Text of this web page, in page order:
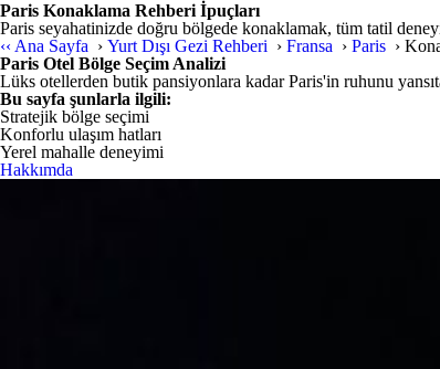
Paris Konaklama Rehberi İpuçları
Paris seyahatinizde doğru bölgede konaklamak, tüm tatil
‹‹ Ana Sayfa › Yurt Dışı Gezi Rehberi › Fransa › Paris ›
Paris Otel Bölge Seçim Analizi
Lüks otellerden butik pansiyonlara kadar Paris'in ruhunu
Bu sayfa şunlarla ilgili:
Stratejik bölge seçimi
Konforlu ulaşım hatları
Yerel mahalle deneyimi
Hakkımda